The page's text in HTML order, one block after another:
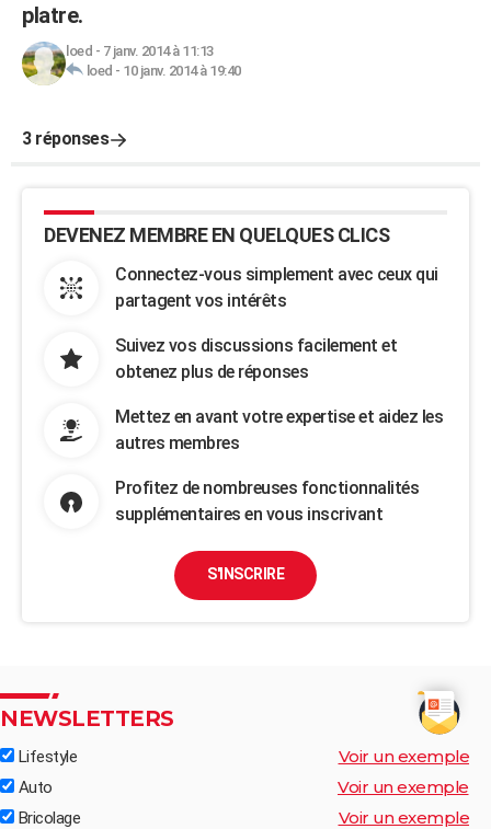
platre.
loed - 7 janv. 2014 à 11:13
loed - 10 janv. 2014 à 19:40
3 réponses
DEVENEZ MEMBRE EN QUELQUES CLICS
Connectez-vous simplement avec ceux qui
partagent vos intérêts
Suivez vos discussions facilement et
obtenez plus de réponses
Mettez en avant votre expertise et aidez les
autres membres
Profitez de nombreuses fonctionnalités
supplémentaires en vous inscrivant
S'INSCRIRE
NEWSLETTERS
Lifestyle Voir un exemple
Auto Voir un exemple
Bricolage Voir un exemple